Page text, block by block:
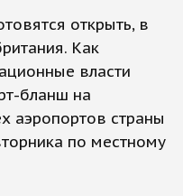
открыть, в
Как
власти
бланш на
аэропортов страны
по местному